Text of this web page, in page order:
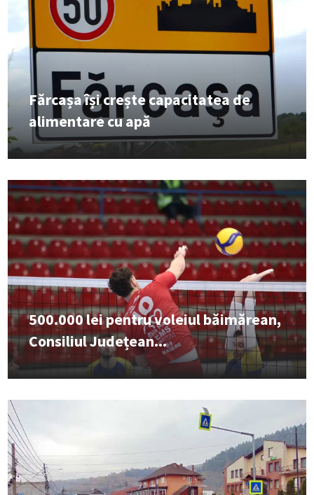
Fărcașa își crește capacitatea de
alimentare cu apă
500.000 lei pentru voleiul băimărean,
Consiliul Județean...